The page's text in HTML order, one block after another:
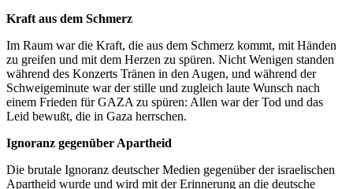
Kraft aus dem Schmerz
Im Raum war die Kraft, die aus dem Schmerz kommt, mit Händen
zu greifen und mit dem Herzen zu spüren. Nicht Wenigen standen
während des Konzerts Tränen in den Augen, und während der
Schweigeminute war der stille und zugleich laute Wunsch nach
einem Frieden für GAZA zu spüren: Allen war der Tod und das
Leid bewußt, die in Gaza herrschen.
Ignoranz gegenüber Apartheid
Die brutale Ignoranz deutscher Medien gegenüber der israelischen
Apartheid wurde und wird mit der Erinnerung an die deutsche